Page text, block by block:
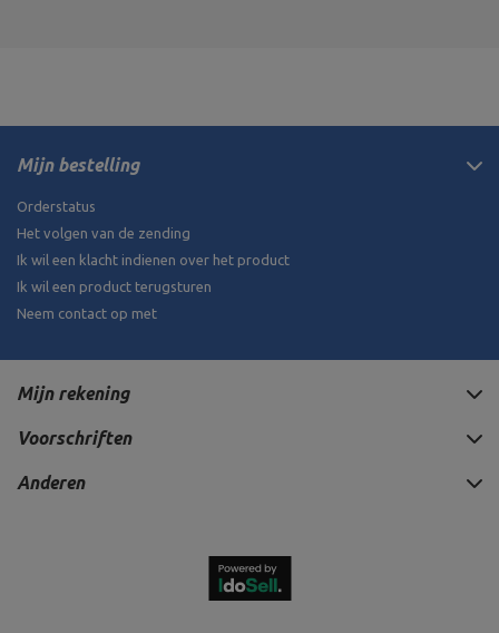
Mijn bestelling
Orderstatus
Het volgen van de zending
Ik wil een klacht indienen over het product
Ik wil een product terugsturen
Neem contact op met
Mijn rekening
Voorschriften
Anderen